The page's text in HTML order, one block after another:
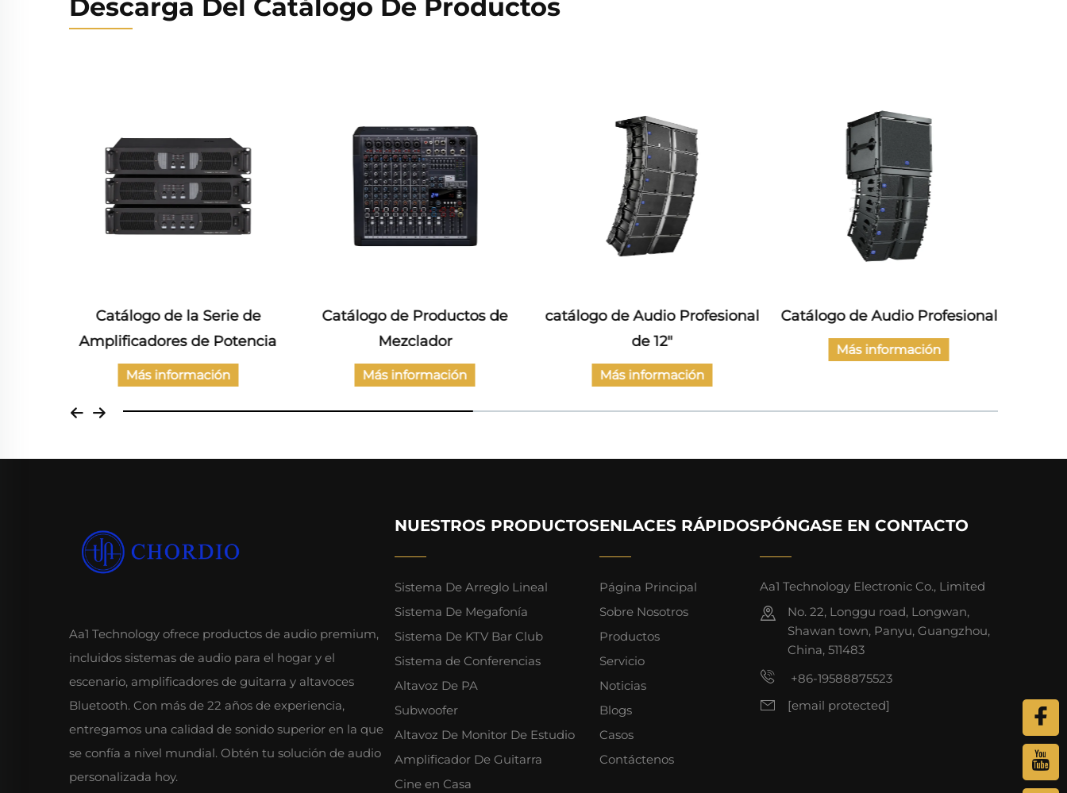
Descarga Del Catálogo De Productos
Catálogo de la Serie de
Amplificadores de Potencia
Más información
Catálogo de Productos de
Mezclador
Más información
catálogo de Audio Profesional
de 12"
Más información
Catálogo de Audio Profesional
Más información
Aa1 Technology ofrece productos de audio premium,
incluidos sistemas de audio para el hogar y el
escenario, amplificadores de guitarra y altavoces
Bluetooth. Con más de 22 años de experiencia,
entregamos una calidad de sonido superior en la que
se confía a nivel mundial. Obtén tu solución de audio
personalizada hoy.
NUESTROS PRODUCTOS
Sistema De Arreglo Lineal
Sistema De Megafonía
Sistema De KTV Bar Club
Sistema de Conferencias
Altavoz De PA
Subwoofer
Altavoz De Monitor De Estudio
Amplificador De Guitarra
Cine en Casa
ENLACES RÁPIDOS
Página Principal
Sobre Nosotros
Productos
Servicio
Noticias
Blogs
Casos
Contáctenos
PÓNGASE EN CONTACTO
Aa1 Technology Electronic Co., Limited
No. 22, Longgu road, Longwan,
Shawan town, Panyu, Guangzhou,
China, 511483
+86-19588875523
[email protected]